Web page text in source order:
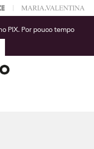
o cupom: PRIMEIRAZIN
PIX. Por pouco tempo